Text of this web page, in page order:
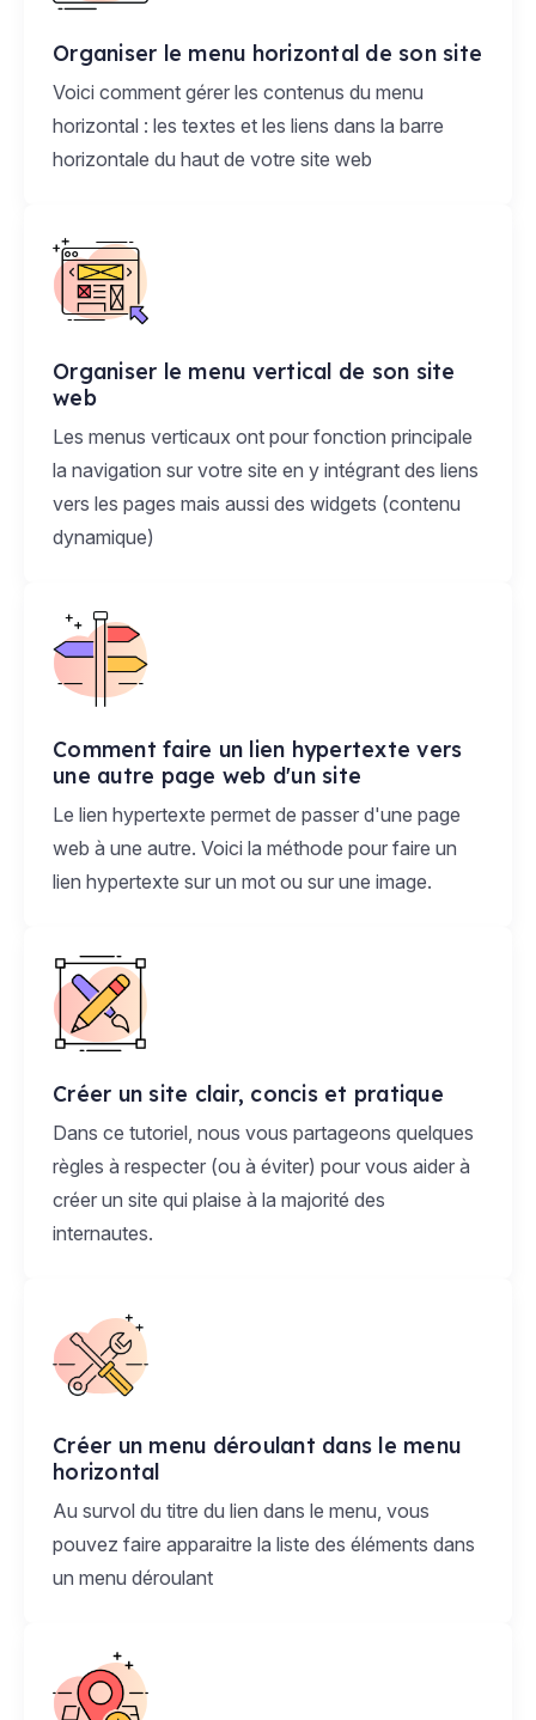
Organiser le menu horizontal de son site
Voici comment gérer les contenus du menu
horizontal : les textes et les liens dans la barre
horizontale du haut de votre site web
Organiser le menu vertical de son site
web
Les menus verticaux ont pour fonction principale
la navigation sur votre site en y intégrant des liens
vers les pages mais aussi des widgets (contenu
dynamique)
Comment faire un lien hypertexte vers
une autre page web d'un site
Le lien hypertexte permet de passer d'une page
web à une autre. Voici la méthode pour faire un
lien hypertexte sur un mot ou sur une image.
Créer un site clair, concis et pratique
Dans ce tutoriel, nous vous partageons quelques
règles à respecter (ou à éviter) pour vous aider à
créer un site qui plaise à la majorité des
internautes.
Créer un menu déroulant dans le menu
horizontal
Au survol du titre du lien dans le menu, vous
pouvez faire apparaitre la liste des éléments dans
un menu déroulant